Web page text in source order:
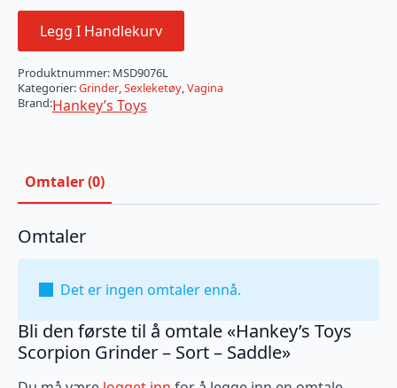
Legg I Handlekurv
Produktnummer: MSD9076L
Kategorier:Grinder,Sexleketøy,Vagina
Brand:Hankey’s Toys
Omtaler (0)
Omtaler
Det er ingen omtaler ennå.
Bli den første til å omtale «Hankey’s Toys
Scorpion Grinder – Sort – Saddle»